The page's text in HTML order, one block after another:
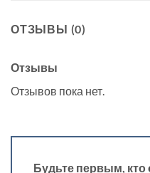
ОТЗЫВЫ (0)
Отзывы
Отзывов пока нет.
Будьте первым, кто